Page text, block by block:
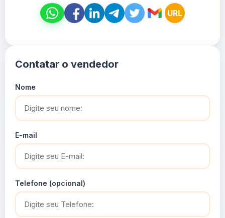
URL
Contatar o vendedor
Nome
E-mail
Telefone (opcional)